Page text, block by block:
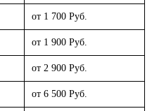
от 1 700 Руб.
от 1 900 Руб.
от 2 900 Руб.
от 6 500 Руб.